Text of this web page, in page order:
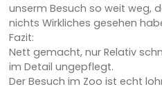
unserm Besuch so weit weg,
nichts Wirkliches gesehen
Fazit:
Nett gemacht, nur Relativ
im Detail ungepflegt.
Der Besuch im Zoo ist echt